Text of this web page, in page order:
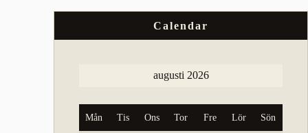
Calendar
augusti 2026
Mån Tis Ons Tor Fre Lör Sön